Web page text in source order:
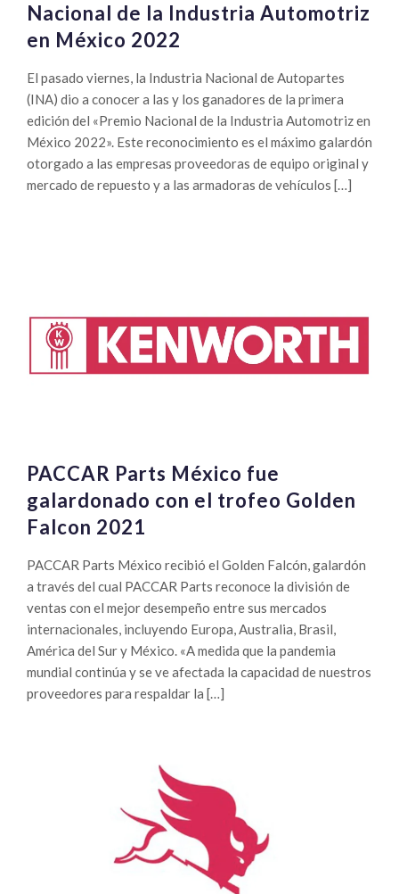
Nacional de la Industria Automotriz
en México 2022
El pasado viernes, la Industria Nacional de Autopartes
(INA) dio a conocer a las y los ganadores de la primera
edición del «Premio Nacional de la Industria Automotriz en
México 2022». Este reconocimiento es el máximo galardón
otorgado a las empresas proveedoras de equipo original y
mercado de repuesto y a las armadoras de vehículos […]
PACCAR Parts México fue
galardonado con el trofeo Golden
Falcon 2021
PACCAR Parts México recibió el Golden Falcón, galardón
a través del cual PACCAR Parts reconoce la división de
ventas con el mejor desempeño entre sus mercados
internacionales, incluyendo Europa, Australia, Brasil,
América del Sur y México. «A medida que la pandemia
mundial continúa y se ve afectada la capacidad de nuestros
proveedores para respaldar la […]